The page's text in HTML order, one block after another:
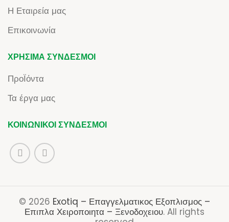
Η Εταιρεία μας
Επικοινωνία
ΧΡΉΣΙΜΑ ΣΎΝΔΕΣΜΟΙ
ΠροΪόντα
Τα έργα μας
ΚΟΙΝΩΝΙΚΟΊ ΣΎΝΔΕΣΜΟΙ
© 2026 Exotiq – Επαγγελματικος Εξοπλισμος –
Επιπλα Χειροποιητα – Ξενοδοχειου. All rights